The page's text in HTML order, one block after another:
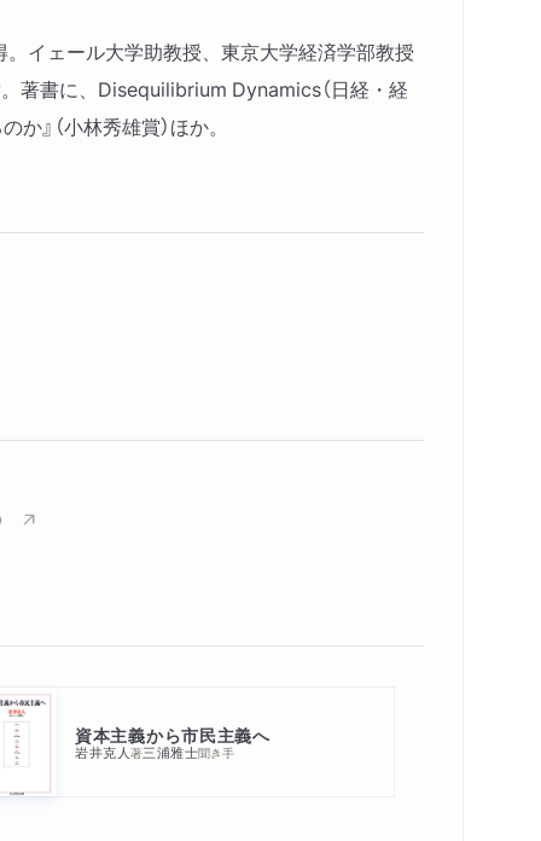
イェール大学助教授、東京大学経済学部教授
著書に、Disequilibrium Dynamics（日経・経
』（小林秀雄賞）ほか。
資本主義から市民主義へ
岩井克人著三浦雅士聞き手